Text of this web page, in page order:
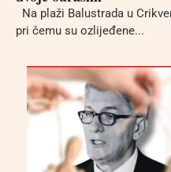
Na plaži Balustrada u
pri čemu su ozlijeđene...